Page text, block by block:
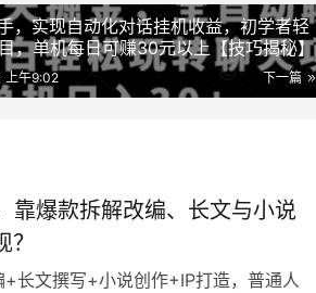
，实现自动化对话挂机收益，初学者轻
，单机每日可赚30元以上【技巧揭秘】
下一篇
上午9:02
靠爆款拆解改编、长文与小说
长文撰写+小说创作+IP打造，普通人